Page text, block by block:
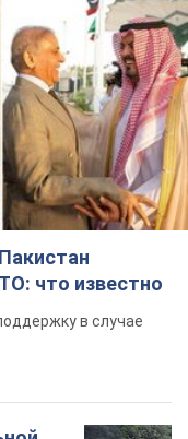
что известно
в случае